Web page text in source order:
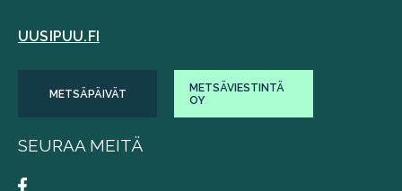
UUSIPUU.FI
METSÄPÄIVÄT
METSÄVIESTINTÄ
OY
SEURAA MEITÄ